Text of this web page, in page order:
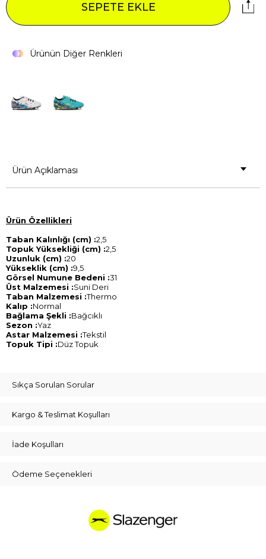
SEPETE EKLE
Ürünün Diğer Renkleri
Ürün Açıklaması
Ürün Özellikleri
Taban Kalınlığı (cm) :2,5
Topuk Yüksekliği (cm) :2,5
Uzunluk (cm) :20
Yükseklik (cm) :9,5
Görsel Numune Bedeni :31
Üst Malzemesi :Suni Deri
Taban Malzemesi :Thermo
Kalıp :Normal
Bağlama Şekli :Bağcıklı
Sezon :Yaz
Astar Malzemesi :Tekstil
Topuk Tipi :Düz Topuk
Sıkça Sorulan Sorular
Kargo & Teslimat Koşulları
İade Koşulları
Ödeme Seçenekleri